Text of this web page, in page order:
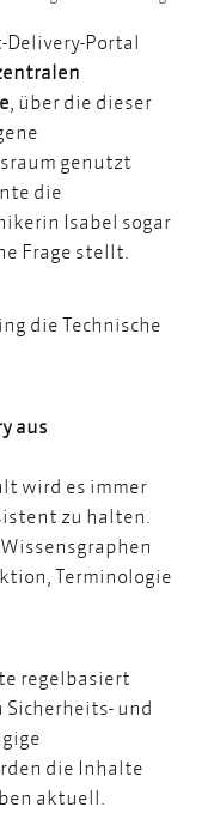
Delivery-Portal
, über die dieser
genutzt
die
Isabel sogar
Frage stellt.
die Technische
aus
wird es immer
zu halten.
Wissensgraphen
Terminologie
regelbasiert
und
die Inhalte
aktuell.